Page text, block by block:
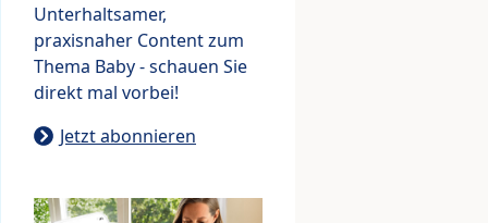
Unterhaltsamer,
praxisnaher Content zum
Thema Baby - schauen Sie
direkt mal vorbei!
Jetzt abonnieren